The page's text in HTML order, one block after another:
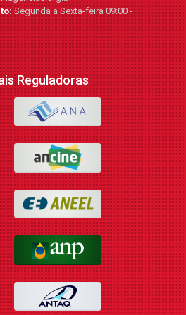
Segunda a Sexta-feira 09:00 -
Reguladoras